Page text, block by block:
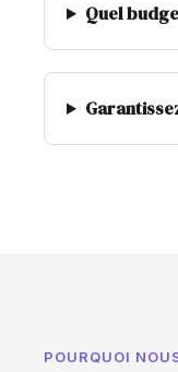
Quel
POURQUOI